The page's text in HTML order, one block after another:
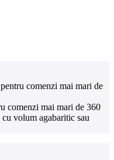
pentru comenzi mai mari de
comenzi mai mari de 360
volum agabaritic sau